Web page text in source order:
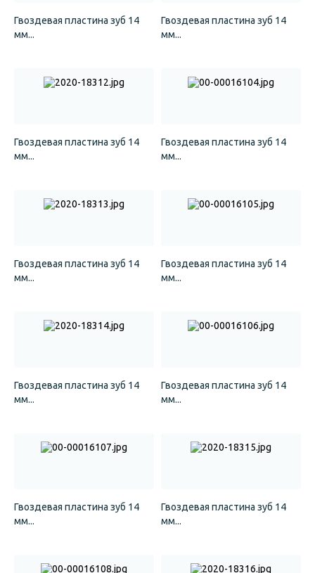
Гвоздевая пластина зуб 14
мм...
Гвоздевая пластина зуб 14
мм...
Гвоздевая пластина зуб 14
мм...
Гвоздевая пластина зуб 14
мм...
Гвоздевая пластина зуб 14
мм...
Гвоздевая пластина зуб 14
мм...
Гвоздевая пластина зуб 14
мм...
Гвоздевая пластина зуб 14
мм...
Гвоздевая пластина зуб 14
мм...
Гвоздевая пластина зуб 14
мм...